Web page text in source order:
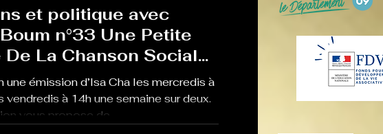
et politique avec
n°33 Une Petite
De La Chanson Sociale
une émission d’Isa Cha les mercredis à
à 14h une semaine sur deux.
vous propose de...